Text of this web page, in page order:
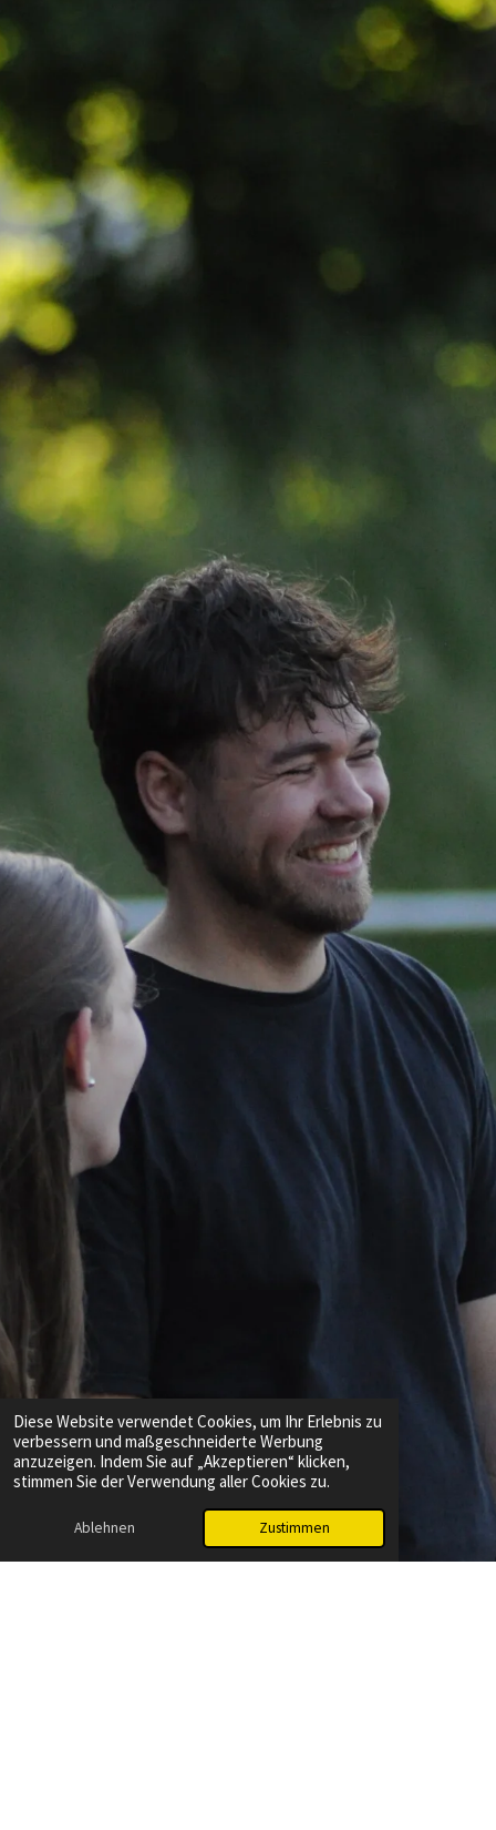
Diese Website verwendet Cookies, um Ihr Erlebnis zu
verbessern und maßgeschneiderte Werbung
anzuzeigen. Indem Sie auf „Akzeptieren“ klicken,
stimmen Sie der Verwendung aller Cookies zu.
Ablehnen Zustimmen